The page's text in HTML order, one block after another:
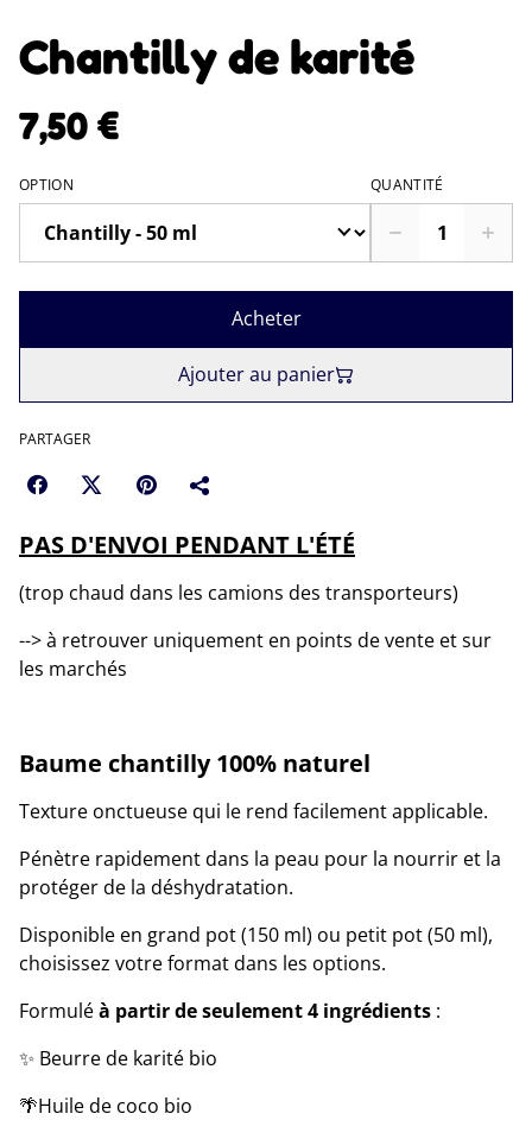
Chantilly de karité
7,50 €
OPTION QUANTITÉ
Acheter
Ajouter au panier
PARTAGER
PAS D'ENVOI PENDANT L'ÉTÉ
(trop chaud dans les camions des transporteurs)
--> à retrouver uniquement en points de vente et sur
les marchés
Baume chantilly 100% naturel
Texture onctueuse qui le rend facilement applicable.
Pénètre rapidement dans la peau pour la nourrir et la
protéger de la déshydratation.
Disponible en grand pot (150 ml) ou petit pot (50 ml),
choisissez votre format dans les options.
Formuléà partir de seulement 4 ingrédients :
✨️ Beurre de karité bio
🌴Huile de coco bio